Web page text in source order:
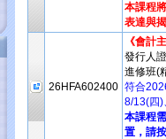
本課程
表達與
26HFA602400
《會計
發行人
進修班(
符合
8/13(四)
本課程
置，請